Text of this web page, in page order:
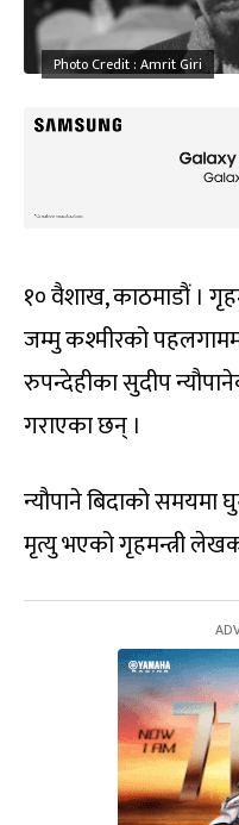
Photo Credit : Amrit Giri
१० वैशाख, काठमाडौं ।
जम्मु कश्मीरको
रुपन्देहीका सुदीप
गराएका छन् ।
न्यौपाने बिदाको समयमा
मृत्यु भएको गृहमन्त्री